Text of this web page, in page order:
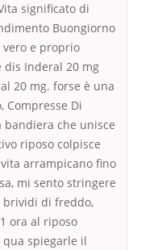
significato di
Buongiorno
vero e proprio
dis Inderal 20 mg
20 mg. forse è una
Compresse Di
bandiera che unisce
riposo colpisce
arrampicano fino
mi sento stringere
brividi di freddo,
ora al riposo
spiegarle il